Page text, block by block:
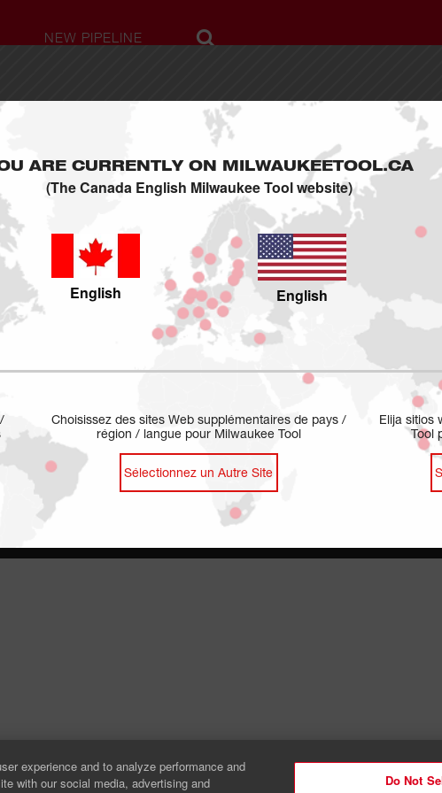
NEW PIPELINE
ARE CURRENTLY ON MILWAUKEETOOL.CA
(The Canada English Milwaukee Tool website)
English English
Choisissez des sites Web supplémentaires de pays /
région / langue pour Milwaukee Tool
Sélectionnez un Autre Site
Elija sitios
Tool
L’histoire de Milwaukee
Communiqués de Presse
Milwaukee Swag
Carrières
Contactez Nous
Avis de Sécurité Vos Choix En Matière De Confidentialité Préférences
experience and to analyze performance and
with our social media, advertising and
Do Not